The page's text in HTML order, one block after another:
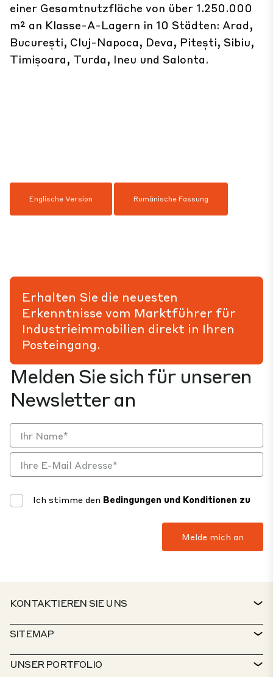
einer Gesamtnutzfläche von über 1.250.000
m² an Klasse-A-Lagern in 10 Städten: Arad,
București, Cluj-Napoca, Deva, Pitești, Sibiu,
Timișoara, Turda, Ineu und Salonta.
Englische Version Rumänische Fassung
Melden Sie sich für unseren
Newsletter an
Ich stimme den Bedingungen und Konditionen zu
Erhalten Sie die neuesten
Erkenntnisse vom Marktführer für
Industrieimmobilien direkt in Ihren
Posteingang.
KONTAKTIEREN SIE UNS
KONTAKT
SERVICESCHALTER
SITEMAP
IMMOBILIENSUCHE
UNSER PORTFOLIO